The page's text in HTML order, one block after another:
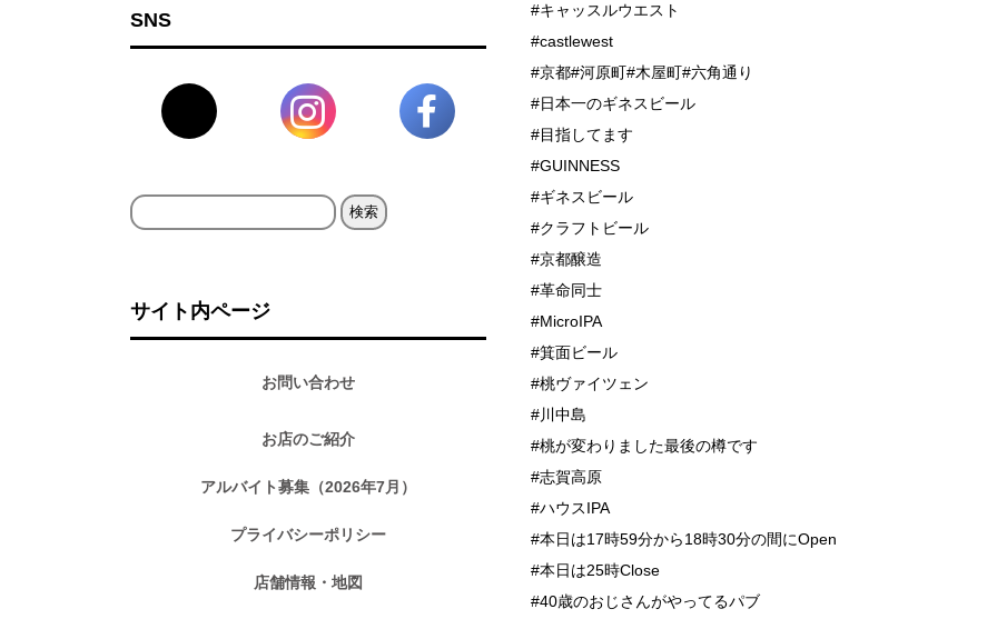
#キャッスルウエスト
#castlewest
#京都#河原町#木屋町#六角通り
#日本一のギネスビール
#目指してます
#GUINNESS
#ギネスビール
#クラフトビール
#京都醸造
#革命同士
#MicroIPA
#箕面ビール
#桃ヴァイツェン
#川中島
#桃が変わりました最後の樽です
#志賀高原
#ハウスIPA
#本日は17時59分から18時30分の間にOpen
#本日は25時Close
#40歳のおじさんがやってるパブ
SNS
検
サイト内ページ
お問い合わせ
お店のご紹介
アルバイト募集（2026年7月）
プライバシーポリシー
店舗情報・地図